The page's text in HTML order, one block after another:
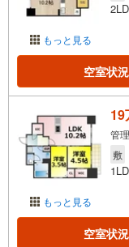
もっと見る
空室状
もっと見る
19
管
敷
空室状